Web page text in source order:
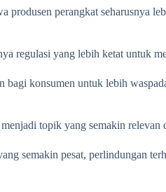
produsen perangkat seharusnya
regulasi yang lebih ketat untuk
bagi konsumen untuk lebih
topik yang semakin relevan
semakin pesat, perlindungan